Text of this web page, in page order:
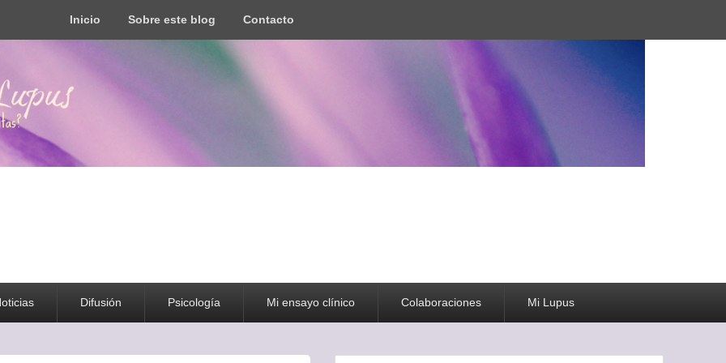
Inicio Sobre este blog Contacto
todo tipo de información y recursos
Difusión Psicología Mi ensayo clínico Colaboraciones Mi Lupus